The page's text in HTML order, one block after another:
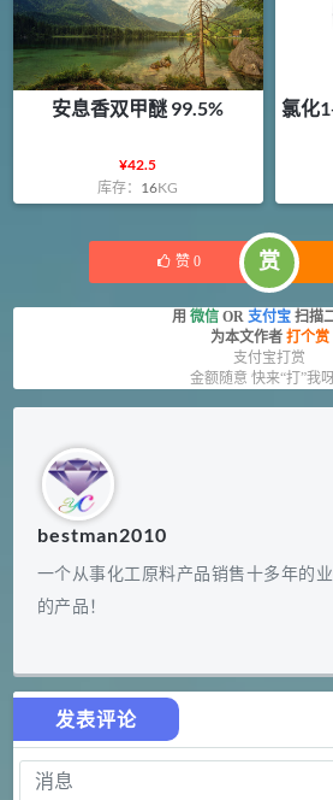
安息香双甲醚 99.5%
¥42.5
库存： 16KG
氯化
赞 0 赏
用 微信 OR 支付宝 扫描
为本文作者 打个赏
支付宝打赏
金额随意 快来“打”我
bestman2010
一个从事化工原料产品销售十多年的
的产品！
发表评论